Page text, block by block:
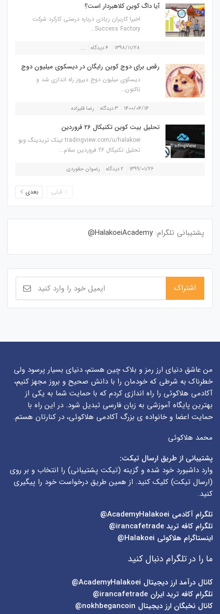
آیا داگ کوین کلاهبردار است؟
اخیرا کاربران زیادی درباره درستی کارکرد شرکت
Success Factory...
۱۳۹۸/۱۱/۲۸ ۴ دیدگاه ...
رقص برای دوج کوین رایگان در دیسکوی میلیون دوج
دیسکوی میلیون دوج دیروز راه اندازی شد و
تاکنون...
۱۴۰۰/۰۴/۱۴ ۳ دیدگاه رضا قلیزاده
تحلیل بیت کوین تکنیکال 26 فروردین
tradingview.com/u/halakoei لینک تریدینگ ویو
تحلیل تکنیکال 26 فروردین سلام...
۱۳۹۹/۰۱/۲۶ ۲ دیدگاه رضوان حقوردی
قبلی بعدی
پشتیبانی تلگرام: HalakoeiAcademy@
من عاشق دنیای ارز رمز و بلاک چین هستم، دنیای بسیار پرسود ولی
خطرناک به شرطی که خودمان را با دانش صحیح و بروز مجهز کنیم،
آکادمی هلاکوئی را راه اندازی کردم که با حمایت شما به یکی از
بهترین پایگاه آموزشی به زبان فارسی تبدیل شود. در این راه با
حمایت اعضا و خانواده ی بزرگ آکادمی هلاکوئی، در کنارتان هستم.
محمد هلاکوئی
پشتیبانی از طریق ارسال تیکت:
وارد داشبورد خود شده و گزینه (تیکت پشتیبانی) را انتخاب و بر روی
(ارسال تیکت) کلیک کنید. از همین طریق درخواست خود را پیگیری
کنید.
تلگرام آکادمی
تلگرام کافه ترید irancafetrade@
اینستاگرام هلاکوئی Halakoei@
ما را در تلگرام دنبال کنید
کانال درآمد ارز دیجیتال AcademyHalakoei@
تلگرام کافه ترید ایران irancafetrade@
کانال نخبگان ارز دیجیتال nokhbegancoin@